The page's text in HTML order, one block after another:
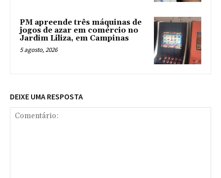
PM apreende três máquinas de
jogos de azar em comércio no
Jardim Liliza, em Campinas
5 agosto, 2026
DEIXE UMA RESPOSTA